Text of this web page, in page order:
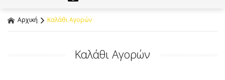
Αρχική Καλάθι Αγορών
Καλάθι Αγορών